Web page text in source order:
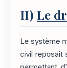
II) Le
Le système
civil reposait